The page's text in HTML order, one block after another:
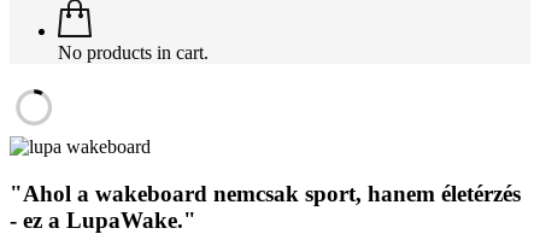
No products in cart.
"Ahol a wakeboard nemcsak sport, hanem életérzés
- ez a LupaWake."